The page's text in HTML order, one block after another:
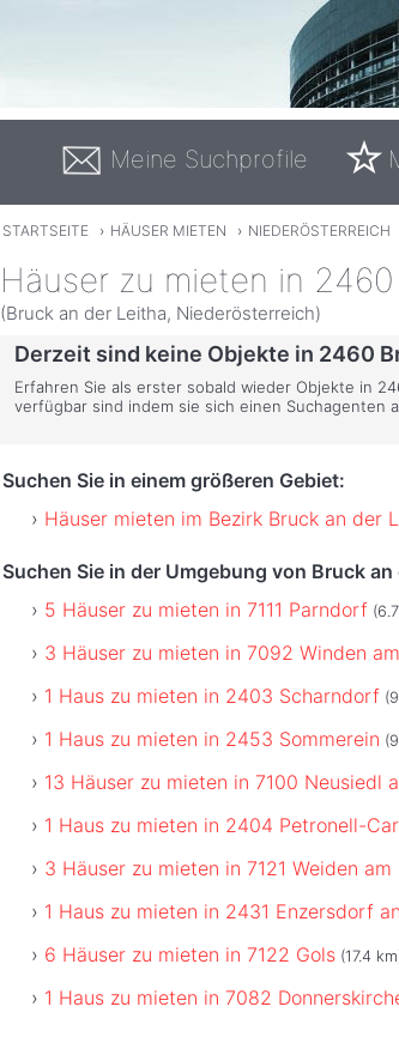
Meine Suchprofile
STARTSEITE › HÄUSER MIETEN › NIEDERÖSTERREICH
Häuser zu mieten in
(Bruck an der Leitha, Niederösterreich)
Derzeit sind keine Objekte in 2460
Erfahren Sie als erster sobald wieder Objekte in
verfügbar sind indem sie sich einen Suchagenten
Suchen Sie in einem größeren Gebiet:
Häuser mieten im Bezirk Bruck an der
Suchen Sie in der Umgebung von Bruck an
5 Häuser zu mieten in 7111 Parndorf
3 Häuser zu mieten in 7092 Winden
1 Haus zu mieten in 2403 Scharndorf
1 Haus zu mieten in 2453 Sommerein
13 Häuser zu mieten in 7100 Neusiedl
1 Haus zu mieten in 2404 Petronell-
3 Häuser zu mieten in 7121 Weiden am
1 Haus zu mieten in 2431 Enzersdorf
6 Häuser zu mieten in 7122 Gols (17.4
1 Haus zu mieten in 7082